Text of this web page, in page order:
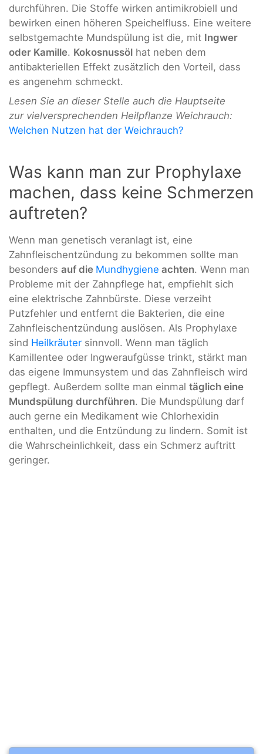
durchführen. Die Stoffe wirken antimikrobiell und
bewirken einen höheren Speichelfluss. Eine weitere
selbstgemachte Mundspülung ist die, mit Ingwer
oder Kamille. Kokosnussöl hat neben dem
antibakteriellen Effekt zusätzlich den Vorteil, dass
es angenehm schmeckt.
Lesen Sie an dieser Stelle auch die Hauptseite
zur vielversprechenden Heilpflanze Weichrauch:
Welchen Nutzen hat der Weichrauch?
Was kann man zur Prophylaxe
machen, dass keine Schmerzen
auftreten?
Wenn man genetisch veranlagt ist, eine
Zahnfleischentzündung zu bekommen sollte man
besonders auf die Mundhygiene achten. Wenn man
Probleme mit der Zahnpflege hat, empfiehlt sich
eine elektrische Zahnbürste. Diese verzeiht
Putzfehler und entfernt die Bakterien, die eine
Zahnfleischentzündung auslösen. Als Prophylaxe
sind Heilkräuter sinnvoll. Wenn man täglich
Kamillentee oder Ingweraufgüsse trinkt, stärkt man
das eigene Immunsystem und das Zahnfleisch wird
gepflegt. Außerdem sollte man einmal täglich eine
Mundspülung durchführen. Die Mundspülung darf
auch gerne ein Medikament wie Chlorhexidin
enthalten, und die Entzündung zu lindern. Somit ist
die Wahrscheinlichkeit, dass ein Schmerz auftritt
geringer.